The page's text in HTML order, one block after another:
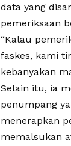
data yang
pemeriksaan
“Kalau
faskes, kami
kebanyakan
Selain itu, ia
penumpang
menerapkan
memalsukan